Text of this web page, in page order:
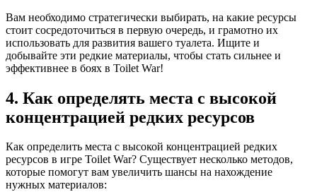
Вам необходимо стратегически выбирать, на какие ресурсы
стоит сосредоточиться в первую очередь, и грамотно их
использовать для развития вашего туалета. Ищите и
добывайте эти редкие материалы, чтобы стать сильнее и
эффективнее в боях в Toilet War!
4. Как определять места с высокой
концентрацией редких ресурсов
Как определить места с высокой концентрацией редких
ресурсов в игре Toilet War? Существует несколько методов,
которые помогут вам увеличить шансы на нахождение
нужных материалов: